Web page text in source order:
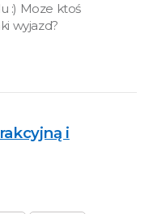
:) Moze ktoś
wyjazd?
i